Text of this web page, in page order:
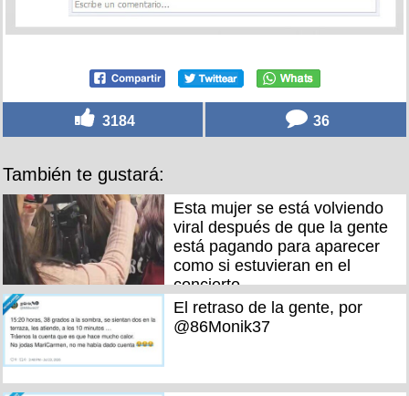
3184 36
También te gustará:
Esta mujer se está volviendo
viral después de que la gente
está pagando para aparecer
como si estuvieran en el
concierto
El retraso de la gente, por
@86Monik37